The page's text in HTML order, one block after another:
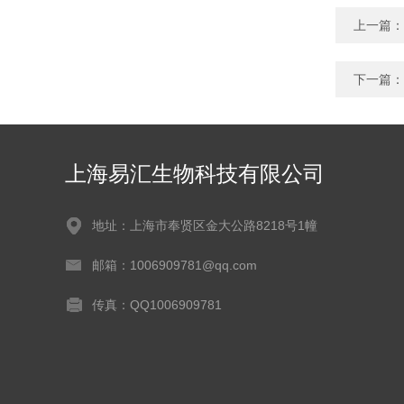
上一篇：
下一篇：
上海易汇生物科技有限公司
地址：上海市奉贤区金大公路8218号1幢
邮箱：1006909781@qq.com
传真：QQ1006909781